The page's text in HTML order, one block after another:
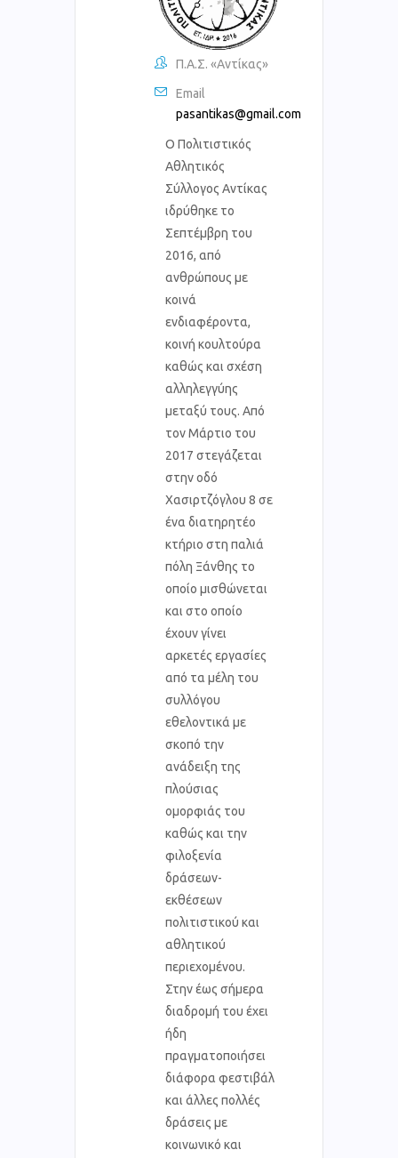
Π.Α.Σ. «Αντίκας»
Email
pasantikas@gmail.com
Ο Πολιτιστικός
Αθλητικός
Σύλλογος Αντίκας
ιδρύθηκε το
Σεπτέμβρη του
2016, από
ανθρώπους με
κοινά
ενδιαφέροντα,
κοινή κουλτούρα
καθώς και σχέση
αλληλεγγύης
μεταξύ τους. Από
τον Μάρτιο του
2017 στεγάζεται
στην οδό
Χασιρτζόγλου 8 σε
ένα διατηρητέο
κτήριο στη παλιά
πόλη Ξάνθης το
οποίο μισθώνεται
και στο οποίο
έχουν γίνει
αρκετές εργασίες
από τα μέλη του
συλλόγου
εθελοντικά με
σκοπό την
ανάδειξη της
πλούσιας
ομορφιάς του
καθώς και την
φιλοξενία
δράσεων-
εκθέσεων
πολιτιστικού και
αθλητικού
περιεχομένου.
Στην έως σήμερα
διαδρομή του έχει
ήδη
πραγματοποιήσει
διάφορα φεστιβάλ
και άλλες πολλές
δράσεις με
κοινωνικό και